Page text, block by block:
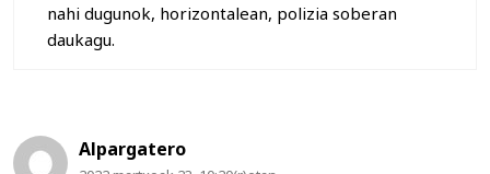
nahi dugunok, horizontalean, polizia soberan
daukagu.
Alpargatero